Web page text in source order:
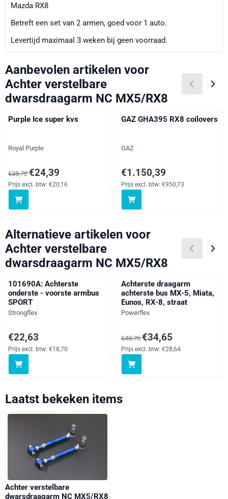
Mazda RX8
Betreft een set van 2 armen, goed voor 1 auto.
Levertijd maximaal 3 weken bij geen voorraad.
Aanbevolen artikelen voor
Achter verstelbare
dwarsdraagarm NC MX5/RX8
Purple Ice super kvs
Merk:
Royal Purple
Van 38,72 voor 24,39, exclusief btw: 20,16
€38,72€24,39
Prijs excl. btw: €20,16
GAZ GHA395 RX8 coilovers
Merk:
GAZ
Prijs: 1 150,39, exclusief btw:
€1.150,39
Prijs excl. btw: €950,73
Alternatieve artikelen voor
Achter verstelbare
dwarsdraagarm NC MX5/RX8
101690A: Achterste
onderste - voorste armbus
SPORT
Merk:
Strongflex
Prijs: 22,63, exclusief btw: 18,70
€22,63
Prijs excl. btw: €18,70
Achterste draagarm
achterste bus MX-5, Miata,
Eunos, RX-8, straat
Merk:
Powerflex
Van 40,76 voor 34,65, exclusief
€40,76€34,65
Prijs excl. btw: €28,64
Laatst bekeken items
Achter verstelbare
dwarsdraagarm NC MX5/RX8